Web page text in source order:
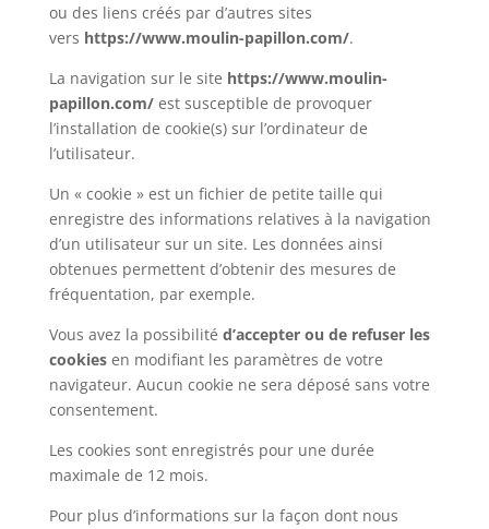
ou des liens créés par d’autres sites
vers https://www.moulin-papillon.com/.
La navigation sur le site https://www.moulin-
papillon.com/est susceptible de provoquer
l’installation de cookie(s) sur l’ordinateur de
l’utilisateur.
Un « cookie » est un fichier de petite taille qui
enregistre des informations relatives à la navigation
d’un utilisateur sur un site. Les données ainsi
obtenues permettent d’obtenir des mesures de
fréquentation, par exemple.
Vous avez la possibilité d’accepter ou de refuser les
cookiesen modifiant les paramètres de votre
navigateur. Aucun cookie ne sera déposé sans votre
consentement.
Les cookies sont enregistrés pour une durée
maximale de 12 mois.
Pour plus d’informations sur la façon dont nous